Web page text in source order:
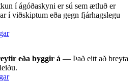
í ágóðaskyni er sú sem ætluð er
í viðskiptum eða gegn fjárhagslegu
eða byggir á — Það eitt að breyta